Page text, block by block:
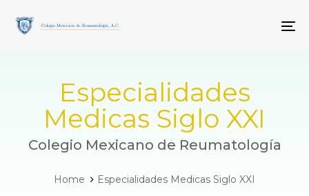
links
primary
Especialidades
Medicas Siglo XXI
Colegio Mexicano de Reumatología
Home Especialidades Medicas Siglo XXI